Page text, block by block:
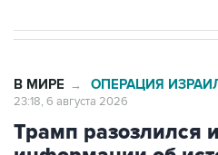
Трамп разозлился
информации об
боеприпасов